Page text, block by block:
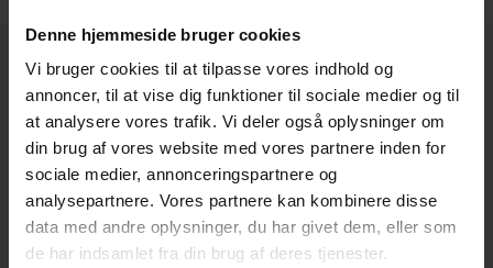
Denne hjemmeside bruger cookies
Vi bruger cookies til at tilpasse vores indhold og
annoncer, til at vise dig funktioner til sociale medier og til
at analysere vores trafik. Vi deler også oplysninger om
din brug af vores website med vores partnere inden for
sociale medier, annonceringspartnere og
analysepartnere. Vores partnere kan kombinere disse
data med andre oplysninger, du har givet dem, eller som
de har indsamlet fra din brug af deres tjenester.
Magasinet CYKLISTER
Vi skriver om det, som cyklister går op i
og udkommer fire gange årligt